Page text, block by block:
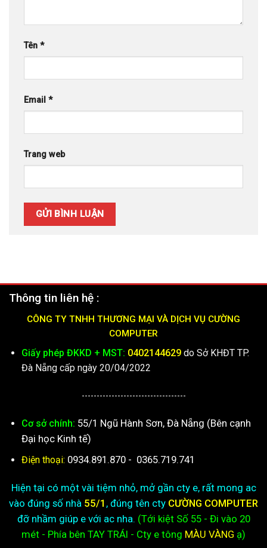
Tên *
Email *
Trang web
Thông tin liên hệ :
CÔNG TY TNHH THƯƠNG MẠI VÀ DỊCH VỤ CƯỜNG
COMPUTER
Giấy phép ĐKKD + MST: 0402144629do Sở KHĐT TP.
Đà Nẵng cấp ngày 20/04/2022
-----------------------------------
Cơ sở chính: 55/1 Ngũ Hành Sơn, Đà Nẵng (Bên cạnh
Đại học Kinh tế)
Điện thoại: 0934.891.870 - 0365.719.741
Hiện tại có một vài tiệm nhỏ, mở gần cty e, rất mong ac
vào đúng số nhà 55/1 , đúng tên cty CƯỜNG COMPUTER
đỡ nhầm giúp e với ac nha. (Tới kiệtSố 55 - Đi vào 20
mét - Phía bên TAY TRÁI - Cty e tông MÀU VÀNG ạ)